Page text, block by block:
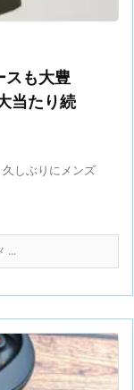
スも大豊
当たり続
しぶりにメンズ
...